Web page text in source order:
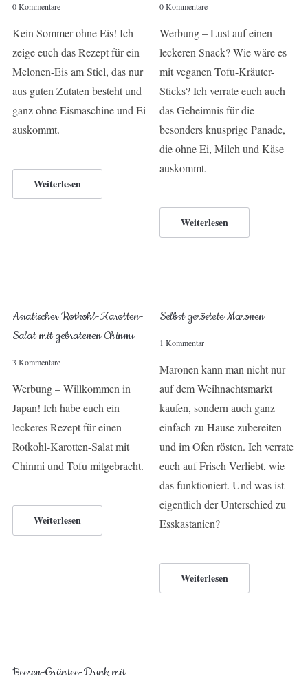
0 Kommentare
Kein Sommer ohne Eis! Ich
zeige euch das Rezept für ein
Melonen-Eis am Stiel, das nur
aus guten Zutaten besteht und
ganz ohne Eismaschine und Ei
auskommt.
Weiterlesen
0 Kommentare
Werbung – Lust auf einen
leckeren Snack? Wie wäre es
mit veganen Tofu-Kräuter-
Sticks? Ich verrate euch auch
das Geheimnis für die
besonders knusprige Panade,
die ohne Ei, Milch und Käse
auskommt.
Weiterlesen
Asiatischer Rotkohl-Karotten-
Salat mit gebratenen Chinmi
3 Kommentare
Werbung – Willkommen in
Japan! Ich habe euch ein
leckeres Rezept für einen
Rotkohl-Karotten-Salat mit
Chinmi und Tofu mitgebracht.
Weiterlesen
Selbst geröstete Maronen
1 Kommentar
Maronen kann man nicht nur
auf dem Weihnachtsmarkt
kaufen, sondern auch ganz
einfach zu Hause zubereiten
und im Ofen rösten. Ich verrate
euch auf Frisch Verliebt, wie
das funktioniert. Und was ist
eigentlich der Unterschied zu
Esskastanien?
Weiterlesen
Beeren-Grüntee-Drink mit